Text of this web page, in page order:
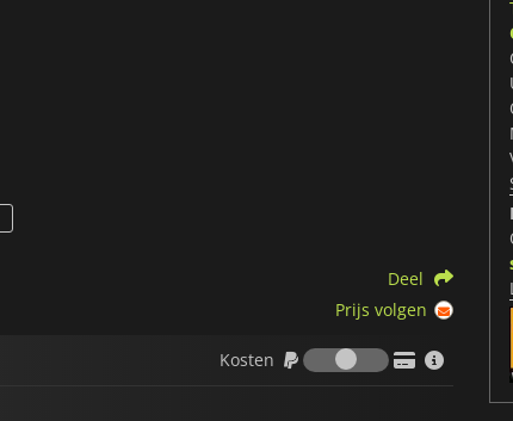
verhaal wordt dat uniek is voor
Met zijn kleurrijke open wereld,
van simpelweg zijn verleden te
Albion wordt of de meest
Onthoud gewoon: in Albion is
Deel
Prijs volgen
Kosten
Kosten